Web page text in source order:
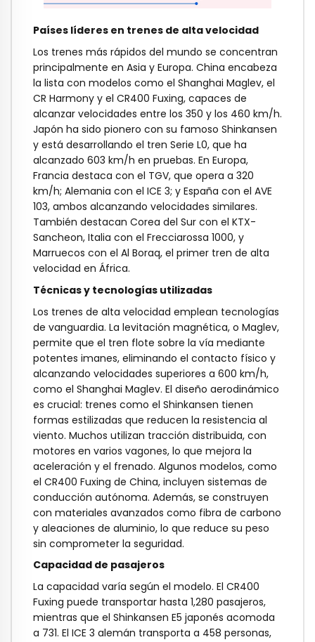
Países líderes en trenes de alta velocidad
Los trenes más rápidos del mundo se concentran
principalmente en Asia y Europa. China encabeza
la lista con modelos como el Shanghai Maglev, el
CR Harmony y el CR400 Fuxing, capaces de
alcanzar velocidades entre los 350 y los 460 km/h.
Japón ha sido pionero con su famoso Shinkansen
y está desarrollando el tren Serie L0, que ha
alcanzado 603 km/h en pruebas. En Europa,
Francia destaca con el TGV, que opera a 320
km/h; Alemania con el ICE 3; y España con el AVE
103, ambos alcanzando velocidades similares.
También destacan Corea del Sur con el KTX-
Sancheon, Italia con el Frecciarossa 1000, y
Marruecos con el Al Boraq, el primer tren de alta
velocidad en África.
Técnicas y tecnologías utilizadas
Los trenes de alta velocidad emplean tecnologías
de vanguardia. La levitación magnética, o Maglev,
permite que el tren flote sobre la vía mediante
potentes imanes, eliminando el contacto físico y
alcanzando velocidades superiores a 600 km/h,
como el Shanghai Maglev. El diseño aerodinámico
es crucial: trenes como el Shinkansen tienen
formas estilizadas que reducen la resistencia al
viento. Muchos utilizan tracción distribuida, con
motores en varios vagones, lo que mejora la
aceleración y el frenado. Algunos modelos, como
el CR400 Fuxing de China, incluyen sistemas de
conducción autónoma. Además, se construyen
con materiales avanzados como fibra de carbono
y aleaciones de aluminio, lo que reduce su peso
sin comprometer la seguridad.
Capacidad de pasajeros
La capacidad varía según el modelo. El CR400
Fuxing puede transportar hasta 1,280 pasajeros,
mientras que el Shinkansen E5 japonés acomoda
a 731. El ICE 3 alemán transporta a 458 personas,